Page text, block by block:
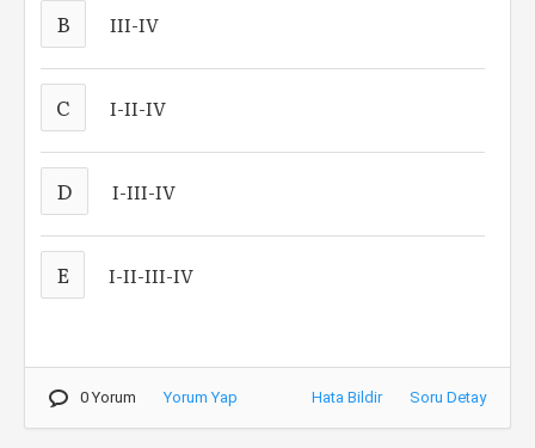
B III-IV
C I-II-IV
D I-III-IV
E I-II-III-IV
0 Yorum Yorum Yap Hata Bildir Soru Detay